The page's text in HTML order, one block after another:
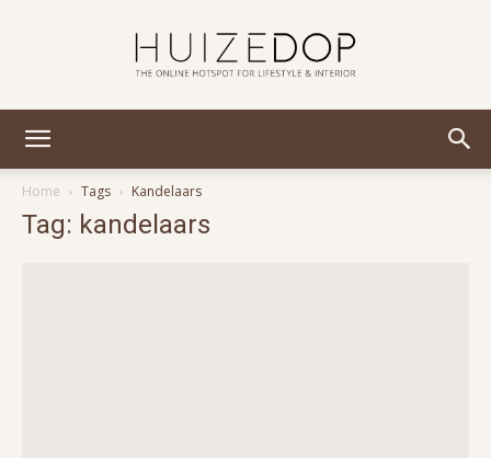
Home
Tags Kandelaars
Tag: kandelaars